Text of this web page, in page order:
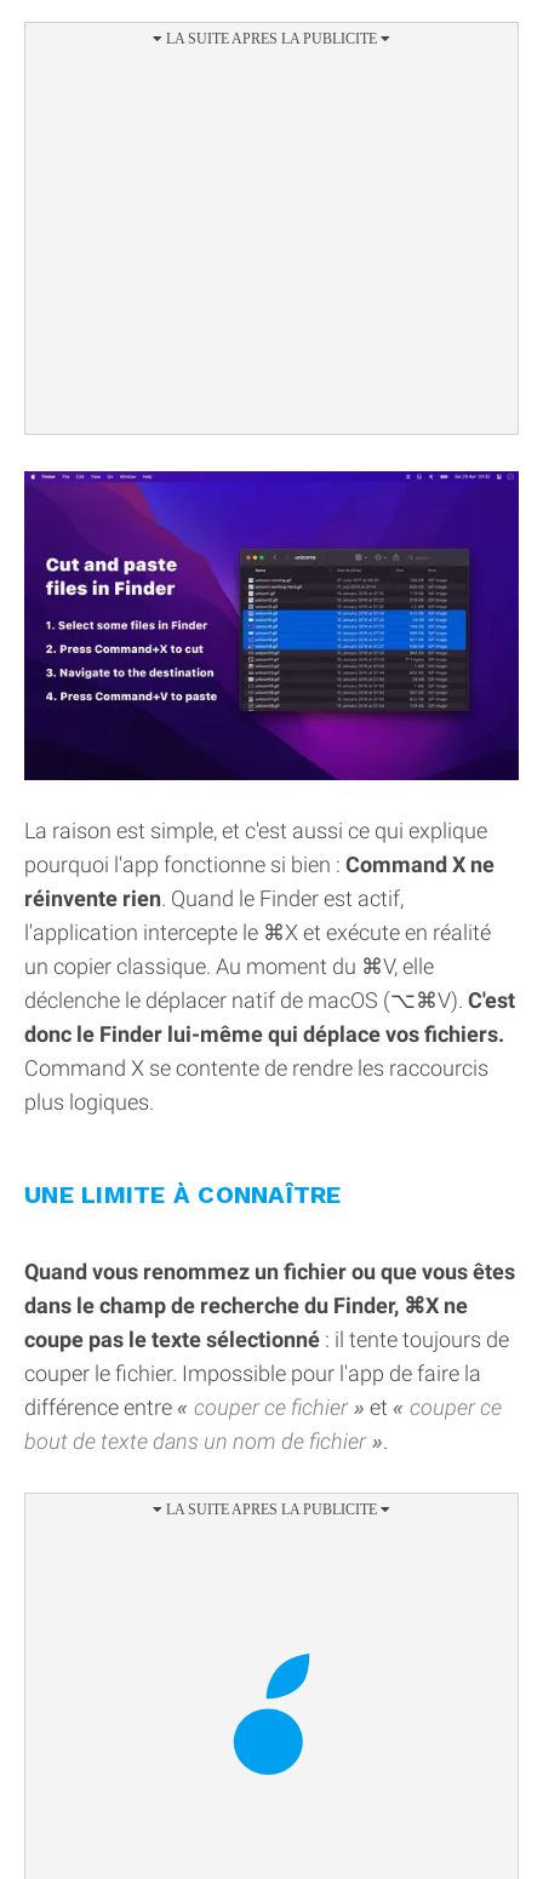
La raison est simple, et c'est aussi ce qui explique
pourquoi l'app fonctionne si bien : Command X ne
réinvente rien. Quand le Finder est actif,
l'application intercepte le ⌘X et exécute en réalité
un copier classique. Au moment du ⌘V, elle
déclenche le déplacer natif de macOS (⌥⌘V). C'est
donc le Finder lui-même qui déplace vos fichiers.
Command X se contente de rendre les raccourcis
plus logiques.
UNE LIMITE À CONNAÎTRE
Quand vous renommez un fichier ou que vous êtes
dans le champ de recherche du Finder, ⌘X ne
coupe pas le texte sélectionné : il tente toujours de
couper le fichier. Impossible pour l'app de faire la
différence entre
couper ce fichier et
couper ce
bout de texte dans un nom de fichier
.